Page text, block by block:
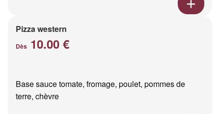
Pizza western
Dès 10.00 €
Base sauce tomate, fromage, poulet, pommes de
terre, chèvre